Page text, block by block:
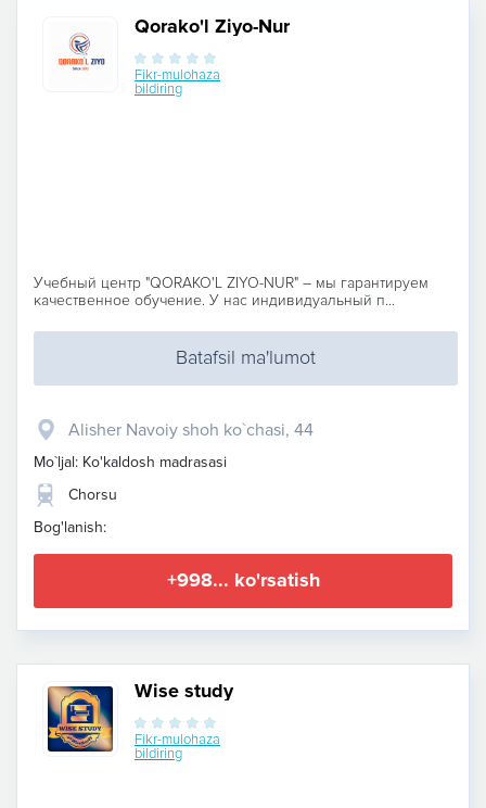
Qorako'l Ziyo-Nur
Fikr-mulohaza
bildiring
Учебный центр "QORAKO'L ZIYO-NUR" – мы гарантируем
качественное обучение. У нас индивидуальный п...
Batafsil ma'lumot
Alisher Navoiy shoh ko`chasi, 44
Mo`ljal: Ko'kaldosh madrasasi
Chorsu
Bog'lanish:
+998... ko'rsatish
Wise study
Fikr-mulohaza
bildiring